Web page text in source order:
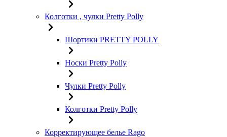
Колготки , чулки Pretty Polly
Шортики PRETTY POLLY
Носки Pretty Polly
Чулки Pretty Polly
Колготки Pretty Polly
Корректирующее белье Rago